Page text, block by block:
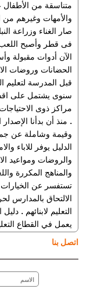
متناسقة من الأطفال
والأمهات وغيرهم من
صار الغناء وزراعة
فى قطر وأصبح اللعب
الآن أدوات مقبولة
الحضانات وروضات
قبل المدرسة لتعليم
سنوى يشتمل على
مراكز ذوى
. منذ أن بدأنا
وقيمة وشاملة عن
الدليل يوفر للاباء
والروضات ومواعيد
والمناهج المكررة
تستفسر عن
الالتحاق
التعليم لابنائهم .
يعمل في القطاع
القسم المناسب
في دولة قطر. الأباء
أو ينتقلون من
فى قطر ما يناسبهم
والروضات وكل ما
اتصل بنا